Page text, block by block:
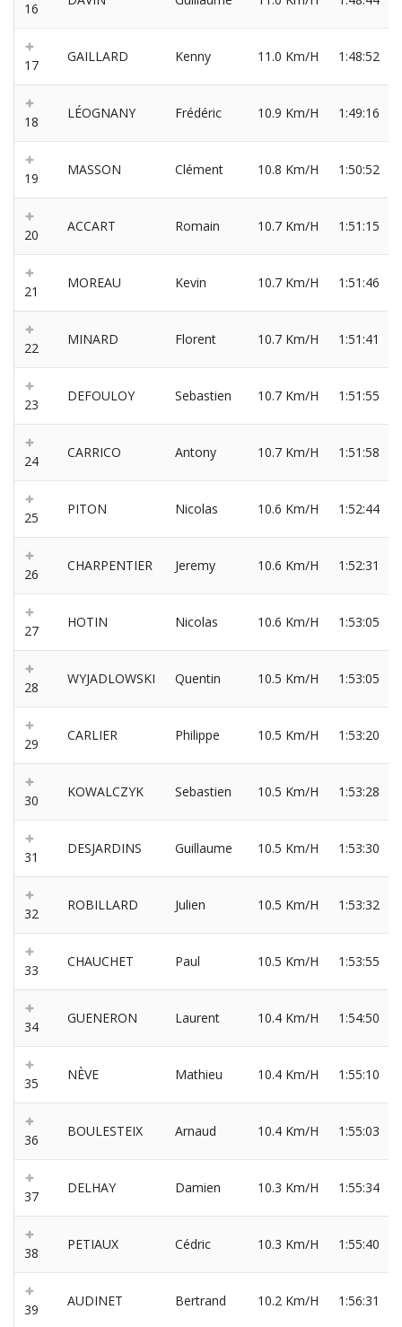
16
17
GAILLARD Kenny 11.0 Km/H 1:48:52
18
LÉOGNANY Frédéric 10.9 Km/H 1:49:16
19
MASSON Clément 10.8 Km/H 1:50:52
20
ACCART Romain 10.7 Km/H 1:51:15
21
MOREAU Kevin 10.7 Km/H 1:51:46
22
MINARD Florent 10.7 Km/H 1:51:41
23
DEFOULOY Sebastien 10.7 Km/H 1:51:55
24
CARRICO Antony 10.7 Km/H 1:51:58
25
PITON Nicolas 10.6 Km/H 1:52:44
26
CHARPENTIER Jeremy 10.6 Km/H 1:52:31
27
HOTIN Nicolas 10.6 Km/H 1:53:05
28
WYJADLOWSKI Quentin 10.5 Km/H 1:53:05
29
CARLIER Philippe 10.5 Km/H 1:53:20
30
KOWALCZYK Sebastien 10.5 Km/H 1:53:28
31
DESJARDINS Guillaume 10.5 Km/H 1:53:30
32
ROBILLARD Julien 10.5 Km/H 1:53:32
33
CHAUCHET Paul 10.5 Km/H 1:53:55
34
GUENERON Laurent 10.4 Km/H 1:54:50
35
NÈVE Mathieu 10.4 Km/H 1:55:10
36
BOULESTEIX Arnaud 10.4 Km/H 1:55:03
37
DELHAY Damien 10.3 Km/H 1:55:34
38
PETIAUX Cédric 10.3 Km/H 1:55:40
39
AUDINET Bertrand 10.2 Km/H 1:56:31